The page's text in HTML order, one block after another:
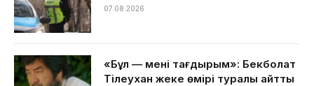
07.08.2026
«Бұл — менің тағдырым»: Бекболат
Тілеухан жеке өмірі туралы айтты